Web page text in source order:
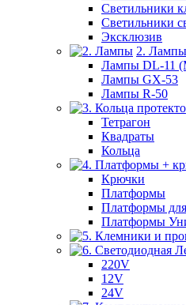
Светильники
Светильники
Эксклюзив
2. Лампы
Лампы DL-11
Лампы GX-53
Лампы R-50
Тетрагон
Квадраты
Кольца
Крючки
Платформы
Платформы
Платформы
220V
12V
24V